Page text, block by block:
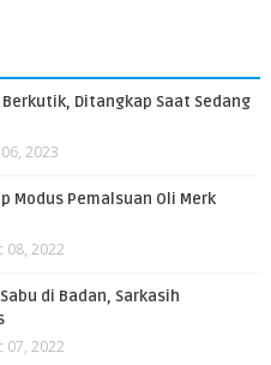
Berkutik, Ditangkap Saat Sedang
06, 2023
Modus Pemalsuan Oli Merk
08, 2022
di Badan, Sarkasih
07, 2022